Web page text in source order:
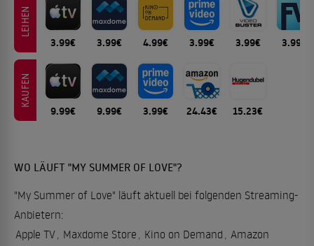
LEIHEN
3.99€ 3.99€ 4.99€ 3.99€ 3.99€ 3.99€
KAUFEN
9.99€ 9.99€ 3.99€ 24.43€ 15.23€
WO LÄUFT "MY SUMMER OF LOVE"?
"My Summer of Love" läuft aktuell bei folgenden Streaming-
Anbietern:
Apple TV, Maxdome Store , Kino on Demand , Amazon